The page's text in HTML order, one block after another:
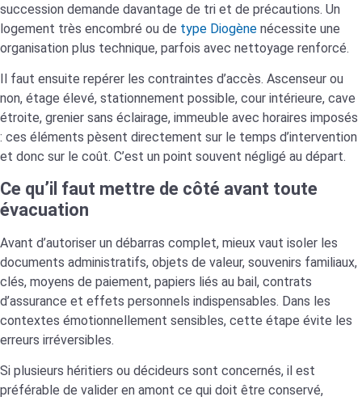
succession demande davantage de tri et de précautions. Un
logement très encombré ou de type Diogène nécessite une
organisation plus technique, parfois avec nettoyage renforcé.
Il faut ensuite repérer les contraintes d’accès. Ascenseur ou
non, étage élevé, stationnement possible, cour intérieure, cave
étroite, grenier sans éclairage, immeuble avec horaires imposés
: ces éléments pèsent directement sur le temps d’intervention
et donc sur le coût. C’est un point souvent négligé au départ.
Ce qu’il faut mettre de côté avant toute
évacuation
Avant d’autoriser un débarras complet, mieux vaut isoler les
documents administratifs, objets de valeur, souvenirs familiaux,
clés, moyens de paiement, papiers liés au bail, contrats
d’assurance et effets personnels indispensables. Dans les
contextes émotionnellement sensibles, cette étape évite les
erreurs irréversibles.
Si plusieurs héritiers ou décideurs sont concernés, il est
préférable de valider en amont ce qui doit être conservé,